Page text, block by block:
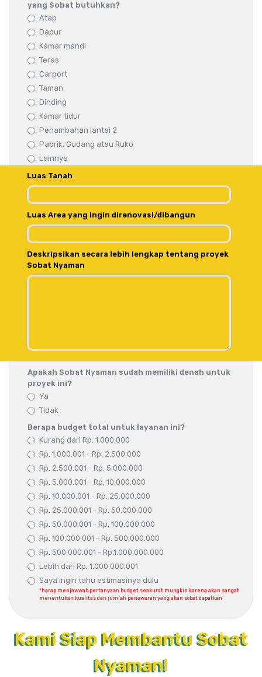
yang Sobat butuhkan?
Atap
Dapur
Kamar mandi
Teras
Carport
Taman
Dinding
Kamar tidur
Penambahan lantai 2
Pabrik, Gudang atau Ruko
Lainnya
Luas Tanah
Luas Area yang ingin direnovasi/dibangun
Deskripsikan secara lebih lengkap tentang proyek
Sobat Nyaman
Apakah Sobat Nyaman sudah memiliki denah untuk
proyek ini?
Ya
Tidak
Berapa budget total untuk layanan ini?
Kurang dari Rp. 1.000.000
Rp. 1.000.001 - Rp. 2.500.000
Rp. 2.500.001 - Rp. 5.000.000
Rp. 5.000.001 - Rp. 10.000.000
Rp. 10.000.001 - Rp. 25.000.000
Rp. 25.000.001 - Rp. 50.000.000
Rp. 50.000.001 - Rp. 100.000.000
Rp. 100.000.001 - Rp. 500.000.000
Rp. 500.000.001 - Rp.1.000.000.000
Lebih dari Rp. 1.000.000.001
Saya ingin tahu estimasinya dulu
*harap menjawwab pertanyaan budget seakurat mungkin karena akan sangat
menentukan kualitas dan jumlah penawaran yang akan sobat dapatkan
Kami Siap Membantu Sobat
Nyaman!